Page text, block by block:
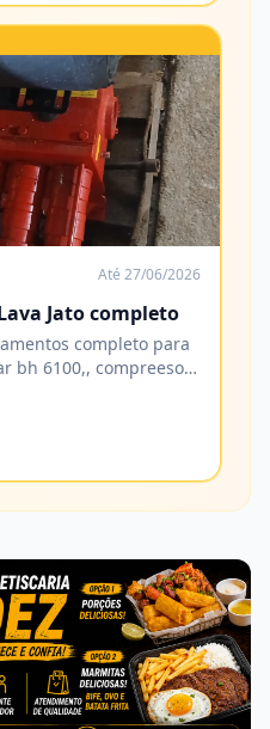
Até 27/06/2026
Jato completo
completo para
e mais de 20 metros